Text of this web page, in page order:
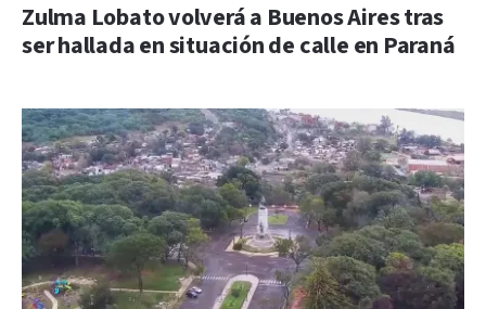
Zulma Lobato volverá a Buenos Aires tras
ser hallada en situación de calle en Paraná